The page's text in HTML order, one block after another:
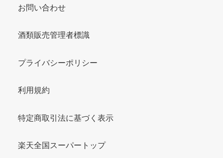
お問い合わせ
酒類販売管理者標識
プライバシーポリシー
利用規約
特定商取引法に基づく表示
楽天全国スーパートップ